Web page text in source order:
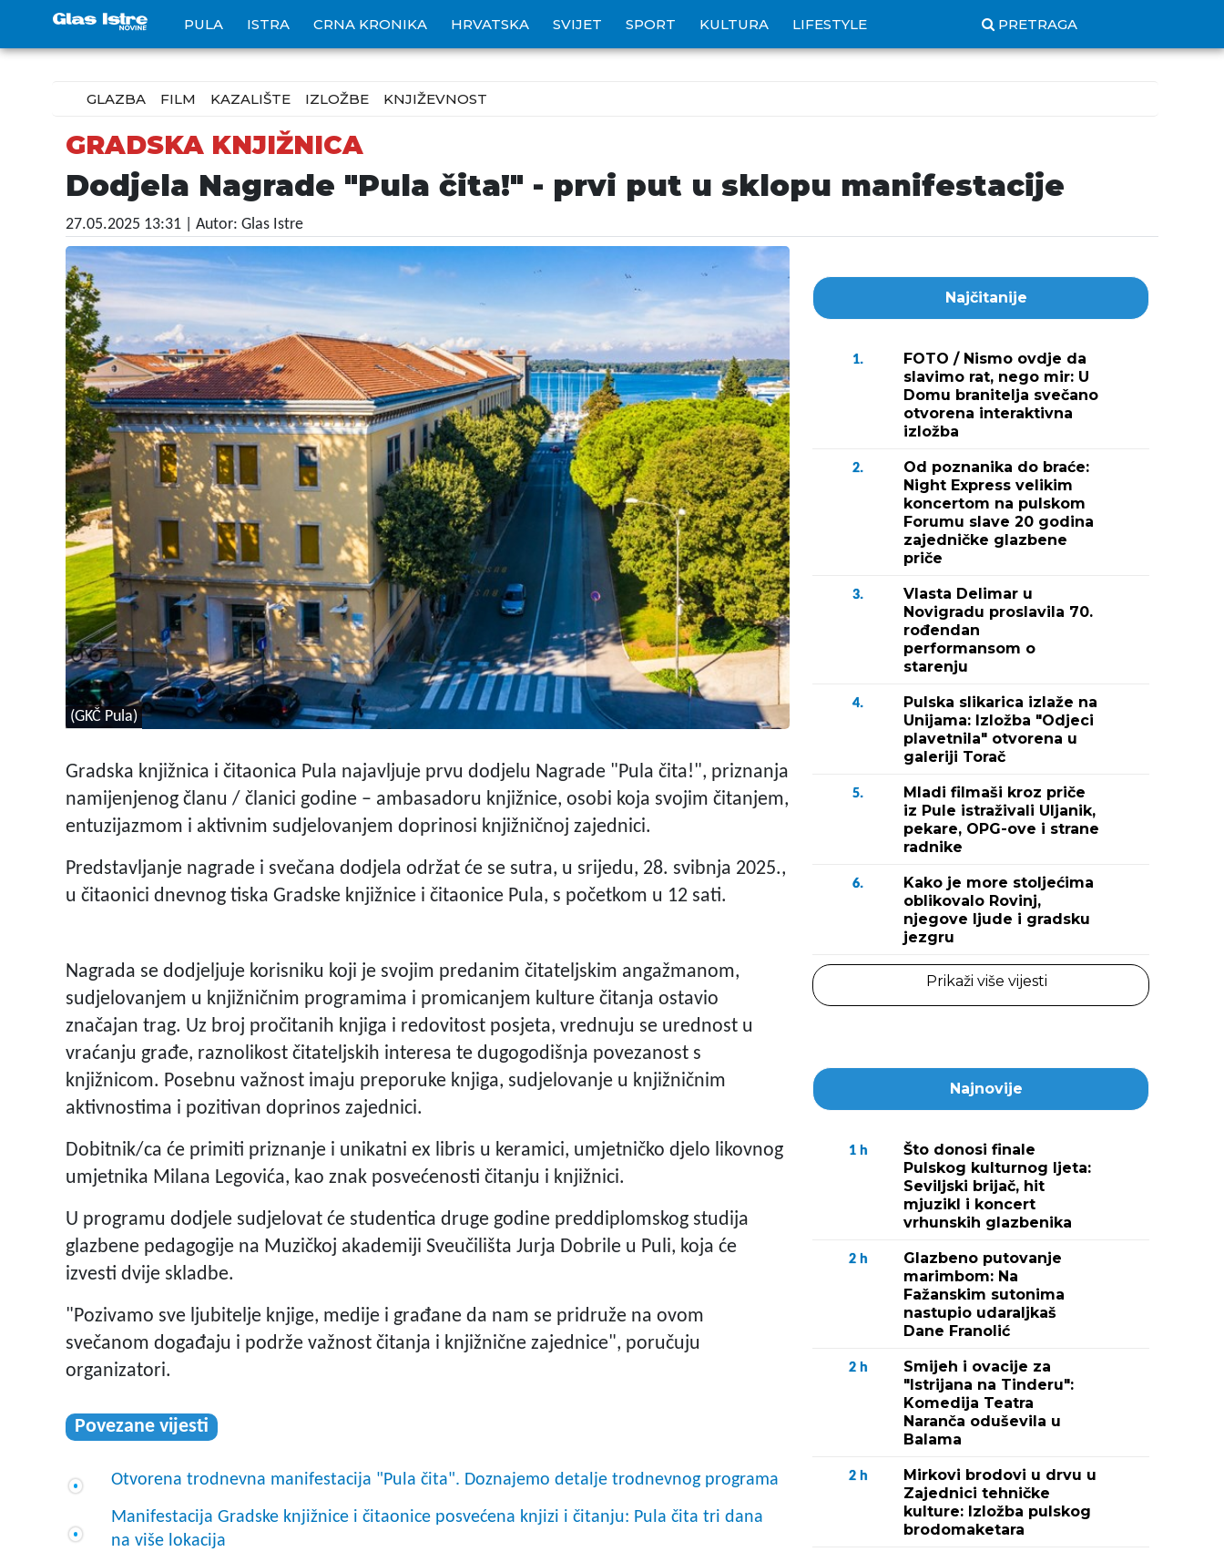
PULA ISTRA CRNA KRONIKA HRVATSKA SVIJET SPORT KULTURA LIFESTYLE PRETRAGA
GLAZBA FILM KAZALIŠTE IZLOŽBE KNJIŽEVNOST
GRADSKA KNJIŽNICA
Dodjela Nagrade "Pula čita!" - prvi put u sklopu manifestacije
27.05.2025 13:31 | Autor: Glas Istre
(GKČ Pula)
Gradska knjižnica i čitaonica Pula najavljuje prvu dodjelu Nagrade "Pula čita!", priznanja
namijenjenog članu / članici godine – ambasadoru knjižnice, osobi koja svojim čitanjem,
entuzijazmom i aktivnim sudjelovanjem doprinosi knjižničnoj zajednici.
Predstavljanje nagrade i svečana dodjela održat će se sutra, u srijedu, 28. svibnja 2025.,
u čitaonici dnevnog tiska Gradske knjižnice i čitaonice Pula, s početkom u 12 sati.
Nagrada se dodjeljuje korisniku koji je svojim predanim čitateljskim angažmanom,
sudjelovanjem u knjižničnim programima i promicanjem kulture čitanja ostavio
značajan trag. Uz broj pročitanih knjiga i redovitost posjeta, vrednuju se urednost u
vraćanju građe, raznolikost čitateljskih interesa te dugogodišnja povezanost s
knjižnicom. Posebnu važnost imaju preporuke knjiga, sudjelovanje u knjižničnim
aktivnostima i pozitivan doprinos zajednici.
Dobitnik/ca će primiti priznanje i unikatni ex libris u keramici, umjetničko djelo likovnog
umjetnika Milana Legovića, kao znak posvećenosti čitanju i knjižnici.
U programu dodjele sudjelovat će studentica druge godine preddiplomskog studija
glazbene pedagogije na Muzičkoj akademiji Sveučilišta Jurja Dobrile u Puli, koja će
izvesti dvije skladbe.
"Pozivamo sve ljubitelje knjige, medije i građane da nam se pridruže na ovom
svečanom događaju i podrže važnost čitanja i knjižnične zajednice", poručuju
organizatori.
Povezane vijesti
Otvorena trodnevna manifestacija "Pula čita". Doznajemo detalje trodnevnog programa
Manifestacija Gradske knjižnice i čitaonice posvećena knjizi i čitanju: Pula čita tri dana
na više lokacija
Najčitanije
1.
FOTO / Nismo ovdje da
slavimo rat, nego mir: U
Domu branitelja svečano
otvorena interaktivna
izložba
2.
Od poznanika do braće:
Night Express velikim
koncertom na pulskom
Forumu slave 20 godina
zajedničke glazbene
priče
3.
Vlasta Delimar u
Novigradu proslavila 70.
rođendan
performansom o
starenju
4.
Pulska slikarica izlaže na
Unijama: Izložba "Odjeci
plavetnila" otvorena u
galeriji Torač
5.
Mladi filmaši kroz priče
iz Pule istraživali Uljanik,
pekare, OPG-ove i strane
radnike
6.
Kako je more stoljećima
oblikovalo Rovinj,
njegove ljude i gradsku
jezgru
Prikaži više vijesti
Najnovije
1 h
Što donosi finale
Pulskog kulturnog ljeta:
Seviljski brijač, hit
mjuzikl i koncert
vrhunskih glazbenika
2 h
Glazbeno putovanje
marimbom: Na
Fažanskim sutonima
nastupio udaraljkaš
Dane Franolić
2 h
Smijeh i ovacije za
"Istrijana na Tinderu":
Komedija Teatra
Naranča oduševila u
Balama
2 h
Mirkovi brodovi u drvu u
Zajednici tehničke
kulture: Izložba pulskog
brodomaketara